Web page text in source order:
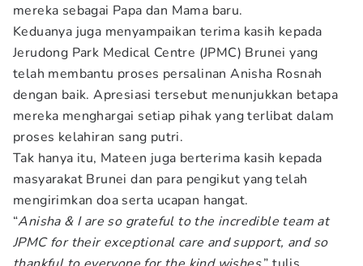
mereka sebagai Papa dan Mama baru.
Keduanya juga menyampaikan terima kasih kepada
Jerudong Park Medical Centre (JPMC) Brunei yang
telah membantu proses persalinan Anisha Rosnah
dengan baik. Apresiasi tersebut menunjukkan betapa
mereka menghargai setiap pihak yang terlibat dalam
proses kelahiran sang putri.
Tak hanya itu, Mateen juga berterima kasih kepada
masyarakat Brunei dan para pengikut yang telah
mengirimkan doa serta ucapan hangat.
“Anisha & I are so grateful to the incredible team at
JPMC for their exceptional care and support, and so